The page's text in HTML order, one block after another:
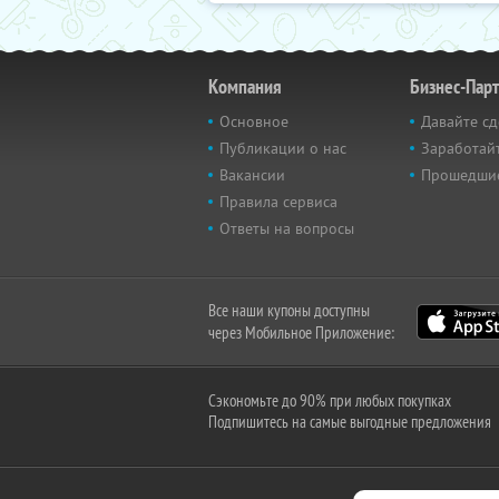
Компания
Основное
Публикации о нас
Вакансии
Правила сервиса
Ответы на вопросы
Бизнес-
Давайте
Все наши купоны доступны
через Мобильное Приложение:
Сэкономьте до 90% при любых покупках
Подпишитесь на самые выгодные предложения